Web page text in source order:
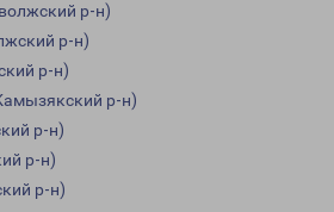
р-н)
р-н)
р-н)
р-н)
р-н)
р-н)
р-н)